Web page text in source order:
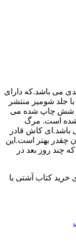
می باشد.که دارای
جلد شومیز منتشر
و شش چاپ شده می
شده است. مرگ
باشد.ای کاش قادر
چقدر بهتر است.این
چند روز بعد در
خرید کتاب آشتی با